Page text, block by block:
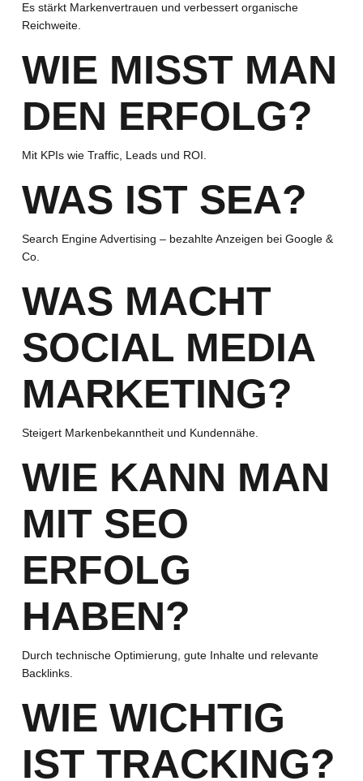
Es stärkt Markenvertrauen und verbessert organische
Reichweite.
WIE MISST MAN
DEN ERFOLG?
Mit KPIs wie Traffic, Leads und ROI.
WAS IST SEA?
Search Engine Advertising – bezahlte Anzeigen bei Google &
Co.
WAS MACHT
SOCIAL MEDIA
MARKETING?
Steigert Markenbekanntheit und Kundennähe.
WIE KANN MAN
MIT SEO
ERFOLG
HABEN?
Durch technische Optimierung, gute Inhalte und relevante
Backlinks.
WIE WICHTIG
IST TRACKING?